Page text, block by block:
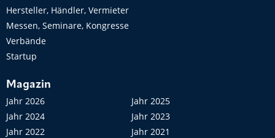
Hersteller, Händler, Vermieter
Messen, Seminare, Kongresse
Verbände
Startup
Magazin
Jahr 2026
Jahr 2025
Jahr 2024
Jahr 2023
Jahr 2022
Jahr 2021